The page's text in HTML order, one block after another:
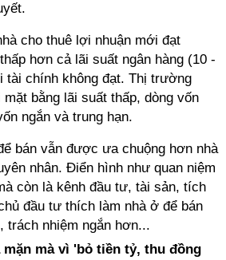
cho thuê lợi nhuận mới đạt
hơn cả lãi suất ngân hàng (10 -
tài chính không đạt. Thị trường
bằng lãi suất thấp, dòng vốn
ngắn và trung hạn.
bán vẫn được ưa chuộng hơn nhà
nhân. Điển hình như quan niệm
còn là kênh đầu tư, tài sản, tích
đầu tư thích làm nhà ở để bán
trách nhiệm ngắn hơn...
mặn mà vì 'bỏ tiền tỷ, thu đồng